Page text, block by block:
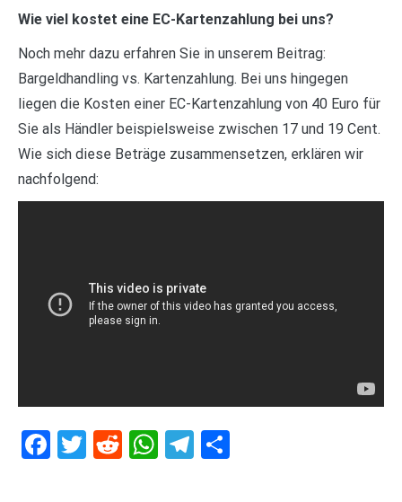
Wie viel kostet eine EC-Kartenzahlung bei uns?
Noch mehr dazu erfahren Sie in unserem Beitrag:
Bargeldhandling vs. Kartenzahlung. Bei uns hingegen
liegen die Kosten einer EC-Kartenzahlung von 40 Euro für
Sie als Händler beispielsweise zwischen 17 und 19 Cent.
Wie sich diese Beträge zusammensetzen, erklären wir
nachfolgend:
Facebook
Twitter
RedditWhatsApp
Telegram